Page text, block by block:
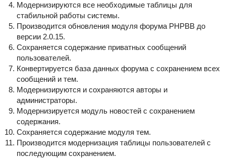
Модернизируются все необходимые таблицы для
стабильной работы системы.
Производится обновления модуля форума PHPBB до
версии 2.0.15.
Сохраняется содержание приватных сообщений
пользователей.
Конвертируется база данных форума с сохранением всех
сообщений и тем.
Модернизируются и сохраняются авторы и
администраторы.
Модернизируется модуль новостей с сохранением
содержания.
Сохраняется содержание модуля тем.
Производится модернизация таблицы пользователей с
последующим сохранением.